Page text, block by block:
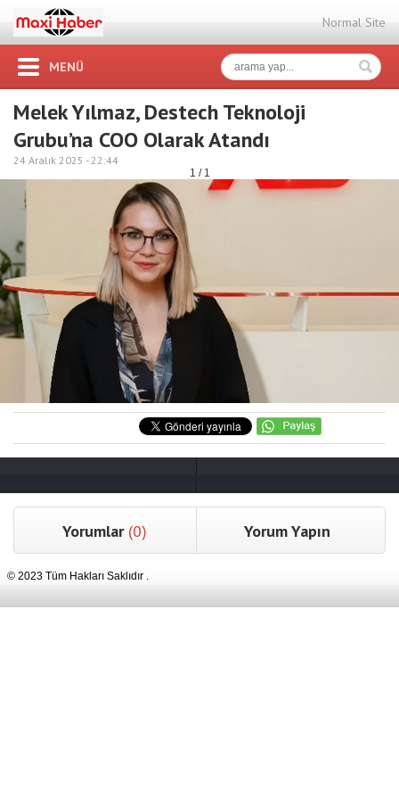
Normal Site
MENÜ
Melek Yılmaz, Destech Teknoloji
Grubu’na COO Olarak Atandı
24 Aralık 2025 -22:44
1 / 1
Yorumlar (0) Yorum Yapın
© 2023 Tüm Hakları Saklıdır .